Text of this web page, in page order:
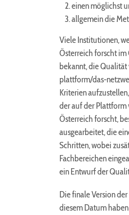
einen möglichst
allgemein die
Viele Institutionen,
Österreich forscht im
bekannt, die
plattform/das-
Kriterien
der auf der Plattform
Österreich forscht,
ausgearbeitet, die
Schritten, wobei
Fachbereichen
ein Entwurf der
Die finale Version
diesem Datum
fe_typo_user
Anmeldung im
Laufzeit:
Einverständnis-Cookie
cookie_consent
Dieser Cookie speichert die
ausgewählten Einverständnis-